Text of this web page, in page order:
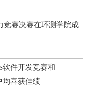
竞赛决赛在环测学院成
软件开发竞赛和
均喜获佳绩